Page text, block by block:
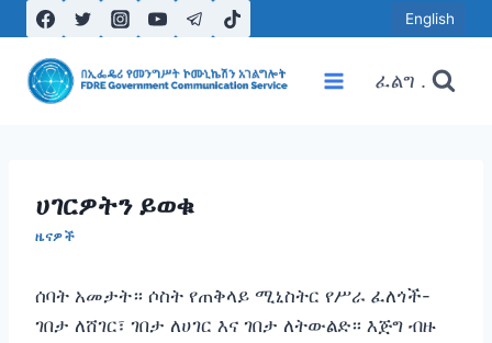
to
content
English
ፈልግ .
ሀገርዎትን ይወቁ
ዜናዎች
ሰባት አመታት። ሶስት የጠቅላይ ሚኒስትር የሥራ ፈለጎች-
ገበታ ለሸገር፣ ገበታ ለሀገር እና ገበታ ለትውልድ። እጅግ ብዙ